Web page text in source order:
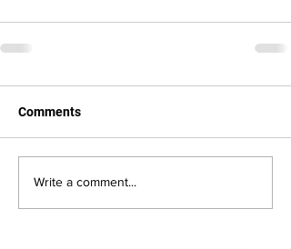
Comments
Write a comment...